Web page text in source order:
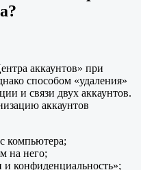
аккаунтов» при
способом «удаления»
и связи двух аккаунтов.
аккаунтов
компьютера;
на него;
конфиденциальность»;